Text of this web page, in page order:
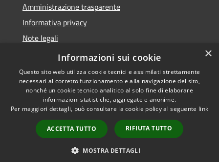
Amministrazione trasparente
Informativa privacy
Note legali
Dichiarazione di accessibilità
Accessibilità
Copyright © 2026 • Comune di
Allumiere • Powered by
Municipium•
Accesso
redazione
×
Informazioni sui cookie
Questo sito web utilizza cookie tecnici e assimilati strettamente
necessari al corretto funzionamento e alla navigazione del sito,
nonché un cookie tecnico analitico al solo fine di elaborare
informazioni statistiche, aggregate e anonime.
Per maggiori dettagli, può consultare la cookie policy al seguente link
ACCETTA TUTTO RIFIUTA TUTTO
MOSTRA DETTAGLI